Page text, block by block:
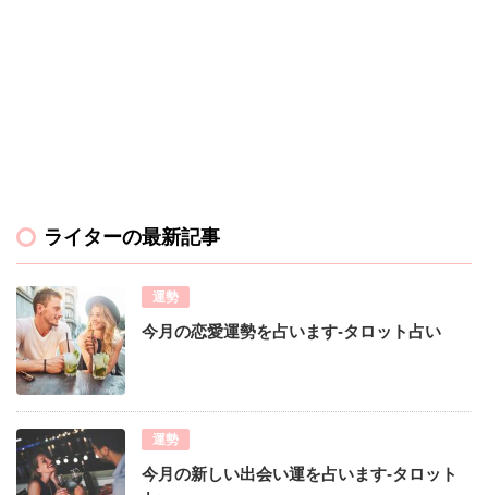
ライターの最新記事
運勢
今月の恋愛運勢を占います-タロット占い
運勢
今月の新しい出会い運を占います-タロット